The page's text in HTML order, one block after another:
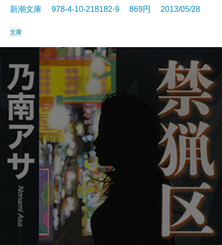
新潮文庫 978-4-10-218182-9 869円 2013/05/28
文庫